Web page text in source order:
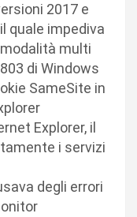
2017 e
quale impediva
multi
di Windows
SameSite in
Explorer, il
i servizi
degli errori